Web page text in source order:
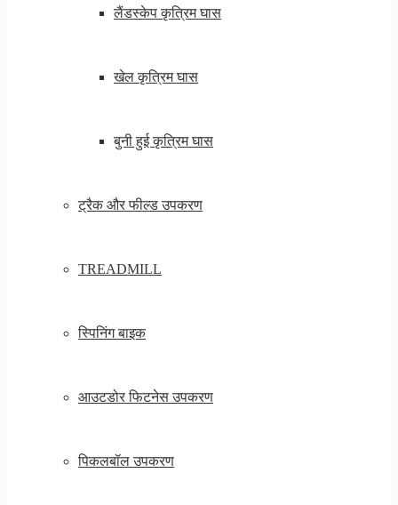
लैंडस्केप कृत्रिम घास
खेल कृत्रिम घास
बुनी हुई कृत्रिम घास
ट्रैक और फील्ड उपकरण
TREADMILL
स्पिनिंग बाइक
आउटडोर फिटनेस उपकरण
पिकलबॉल उपकरण